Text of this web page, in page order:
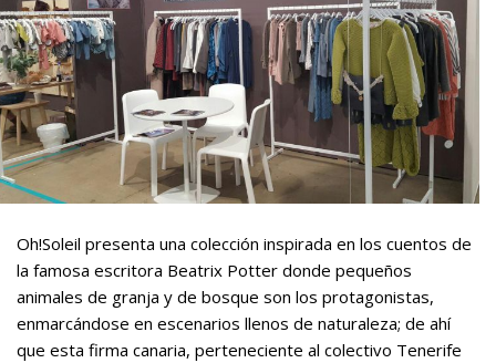
Oh!Soleil presenta una colección inspirada en los cuentos de
la famosa escritora Beatrix Potter donde pequeños
animales de granja y de bosque son los protagonistas,
enmarcándose en escenarios llenos de naturaleza; de ahí
que esta firma canaria, perteneciente al colectivo Tenerife